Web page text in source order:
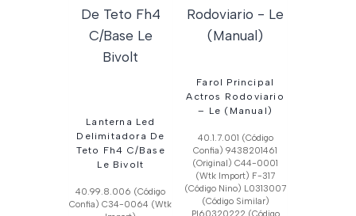
Lanterna Led
Delimitadora De
Teto Fh4 C/Base
Le Bivolt
40.99.8.006 (Código
Confia) C34-0064 (Wtk
Farol Principal
Actros Rodoviario
– Le (Manual)
40.1.7.001 (Código
Confia) 9438201461
(Original) C44-0001
(Wtk Import) F-317
(Código Nino) L0313007
(Código Similar)